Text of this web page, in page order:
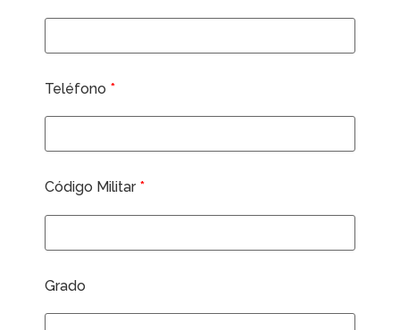
Teléfono *
Código Militar *
Grado